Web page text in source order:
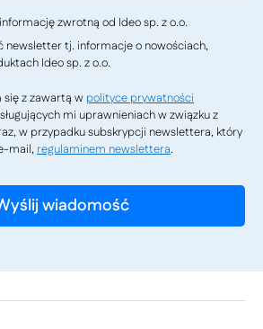
zwrotną od Ideo sp. z o.o.
newsletter tj. informacje o nowościach,
Ideo sp. z o.o.
się z zawartą w polityce prywatności
mi uprawnieniach w związku z
w przypadku subskrypcji newslettera, który
mail, regulaminem newslettera.